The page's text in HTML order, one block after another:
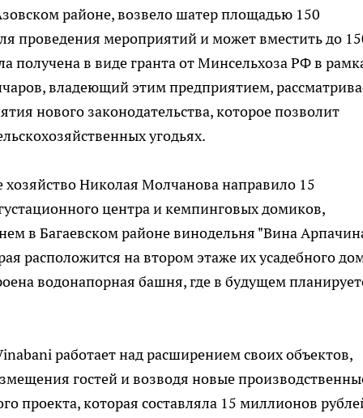
районе, возвело шатер площадью 150
проведения мероприятий и может вместить до
получена в виде гранта от Минсельхоза РФ в
владеющий этим предприятием,
нового законодательства, которое позволит
угодьях.
Николая Молчанова направило 15
центра и кемпинговых домиков,
в Багаевском районе винодельня "Вина
расположится на втором этаже их усадебного
водонапорная башня, где в будущем
работает над расширением своих объектов,
гостей и возводя новые
проекта, которая составляла 15 миллионов